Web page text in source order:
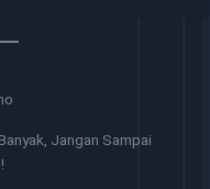
Jangan Sampai